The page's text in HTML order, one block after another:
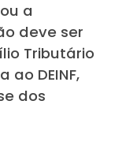
a
deve ser
Tributário
DEINF,
dos